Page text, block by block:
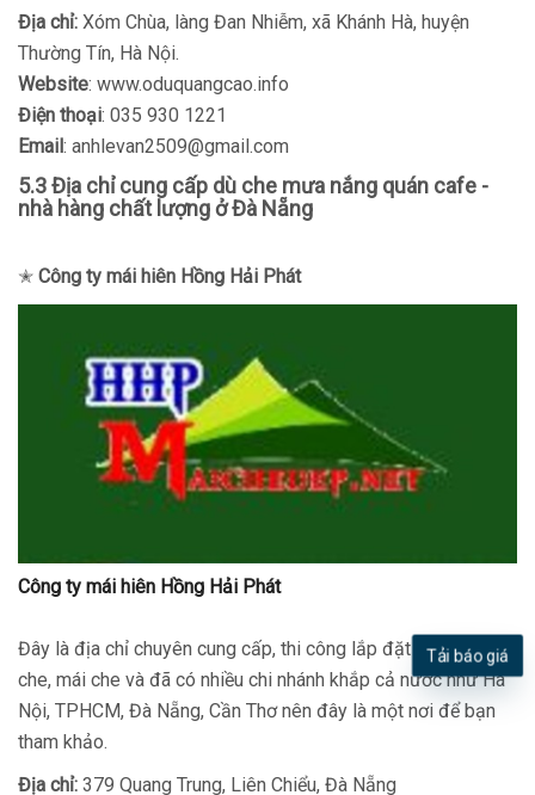
Địa chỉ: Xóm Chùa, làng Đan Nhiễm, xã Khánh Hà, huyện
Thường Tín, Hà Nội.
Website: www.oduquangcao.info
Điện thoại: 035 930 1221
Email: anhlevan2509@gmail.com
5.3 Địa chỉ cung cấp dù che mưa nắng quán cafe -
nhà hàng chất lượng ở Đà Nẵng
✭ Công ty mái hiên Hồng Hải Phát
Công ty mái hiên Hồng Hải Phát
Đây là địa chỉ chuyên cung cấp, thi công lắp đặt các loại dù
che, mái che và đã có nhiều chi nhánh khắp cả nước như Hà
Nội, TPHCM, Đà Nẵng, Cần Thơ nên đây là một nơi để bạn
tham khảo.
Địa chỉ: 379 Quang Trung, Liên Chiểu, Đà Nẵng
Tải báo giá